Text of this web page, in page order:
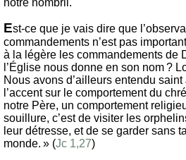
Est-ce que je vais dire que
commandements n’est pas
à la légère les commandements de
l’Église nous donne en son nom ?
Nous avons d’ailleurs entendu
l’accent sur le comportement du
notre Père, un comportement
souillure, c’est de visiter les
leur détresse, et de se garder sans
monde. » (Jc 1,27)